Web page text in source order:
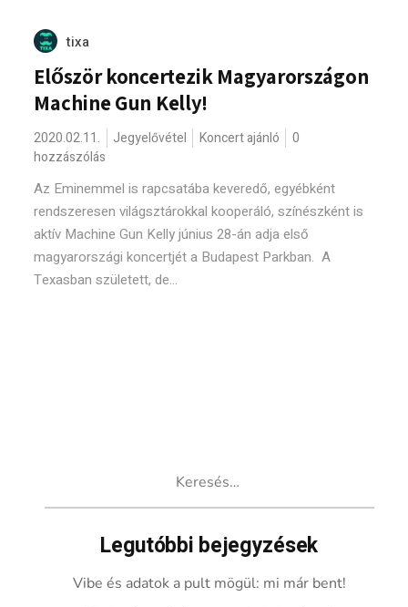
tixa
Először koncertezik Magyarországon
Machine Gun Kelly!
2020.02.11. Jegyelővétel Koncert ajánló
0
hozzászólás
Az Eminemmel is rapcsatába keveredő, egyébként
rendszeresen világsztárokkal kooperáló, színészként is
aktív Machine Gun Kelly június 28-án adja első
magyarországi koncertjét a Budapest Parkban. A
Texasban született, de...
Legutóbbi bejegyzések
Vibe és adatok a pult mögül: mi már bent!